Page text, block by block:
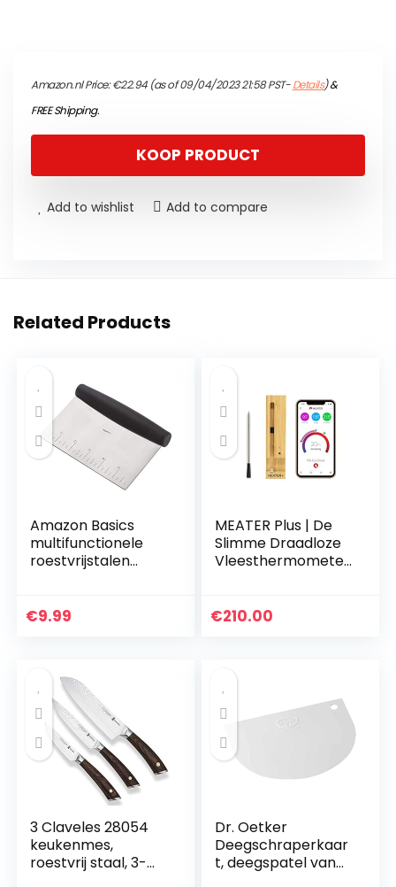
Amazon.nl Price:€22.94(as of 09/04/2023 21:58 PST-Details)&
FREE Shipping.
KOOP PRODUCT
Add to wishlist Add to compare
Related Products
Amazon Basics
multifunctionele
roestvrijstalen
€9.99
MEATER Plus | De
Slimme Draadloze
Vleesthermometer
Oven, Gril, Keuken,
€210.00
3 Claveles 28054
keukenmes,
roestvrij staal, 3-
Dr. Oetker
Deegschraperkaar
t, deegspatel van